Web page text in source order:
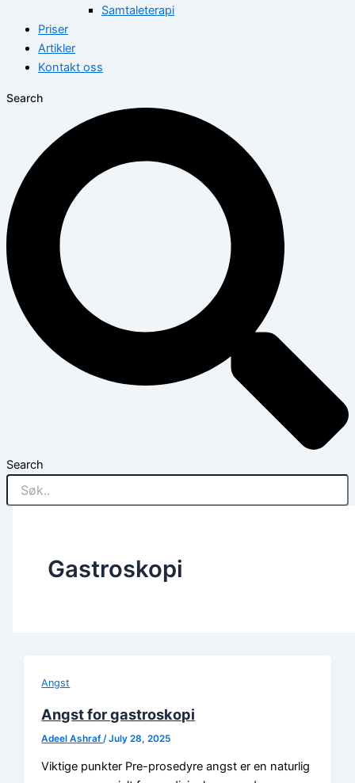
Samtaleterapi
Priser
Artikler
Kontakt oss
Search
Search
Gastroskopi
Angst
Angst for gastroskopi
Adeel Ashraf /July 28, 2025
Viktige punkter Pre-prosedyre angst er en naturlig